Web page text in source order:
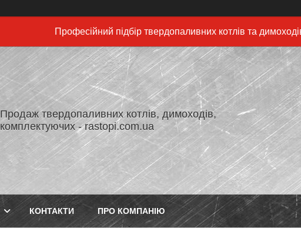
Професійний підбір твердопаливних котлів та
Продаж твердопаливних котлів, димоходів,
комплектуючих - rastopi.com.ua
КОНТАКТИ ПРО КОМПАНІЮ